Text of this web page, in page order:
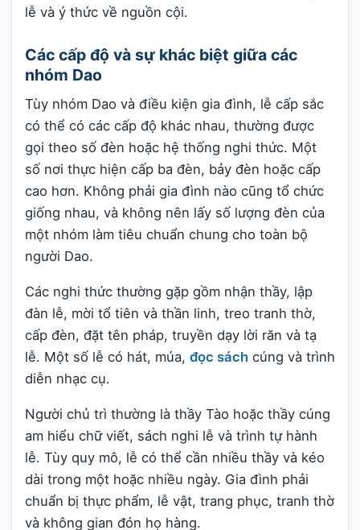
lễ và ý thức về nguồn cội.
Các cấp độ và sự khác biệt giữa các
nhóm Dao
Tùy nhóm Dao và điều kiện gia đình, lễ cấp sắc
có thể có các cấp độ khác nhau, thường được
gọi theo số đèn hoặc hệ thống nghi thức. Một
số nơi thực hiện cấp ba đèn, bảy đèn hoặc cấp
cao hơn. Không phải gia đình nào cũng tổ chức
giống nhau, và không nên lấy số lượng đèn của
một nhóm làm tiêu chuẩn chung cho toàn bộ
người Dao.
Các nghi thức thường gặp gồm nhận thầy, lập
đàn lễ, mời tổ tiên và thần linh, treo tranh thờ,
cấp đèn, đặt tên pháp, truyền dạy lời răn và tạ
lễ. Một số lễ có hát, múa, đọc sách cúng và trình
diễn nhạc cụ.
Người chủ trì thường là thầy Tào hoặc thầy cúng
am hiểu chữ viết, sách nghi lễ và trình tự hành
lễ. Tùy quy mô, lễ có thể cần nhiều thầy và kéo
dài trong một hoặc nhiều ngày. Gia đình phải
chuẩn bị thực phẩm, lễ vật, trang phục, tranh thờ
và không gian đón họ hàng.